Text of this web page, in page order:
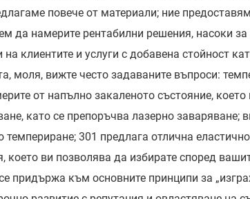
повече от материали; ние
да намерите рентабилни решения, насоки
на клиентите и услуги с добавена стойност
моля, вижте често задаваните въпроси:
от напълно закаленото състояние,
като се препоръчва лазерно
темпериране; 301 предлага отлична
което ви позволява да избирате според
придържа към основните принципи за